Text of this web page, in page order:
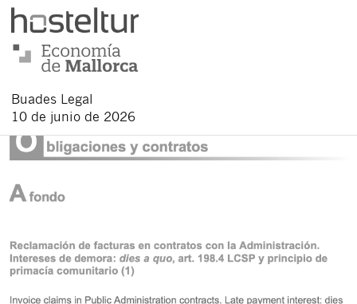
Buades Legal
10 de junio de 2026